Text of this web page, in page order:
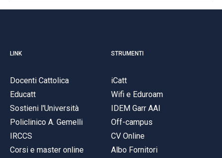
LINK
Docenti Cattolica
Educatt
Sostieni l'Università
Policlinico A. Gemelli
IRCCS
Corsi e master online
STRUMENTI
iCatt
Wifi e Eduroam
IDEM Garr AAI
Off-campus
CV Online
Albo Fornitori